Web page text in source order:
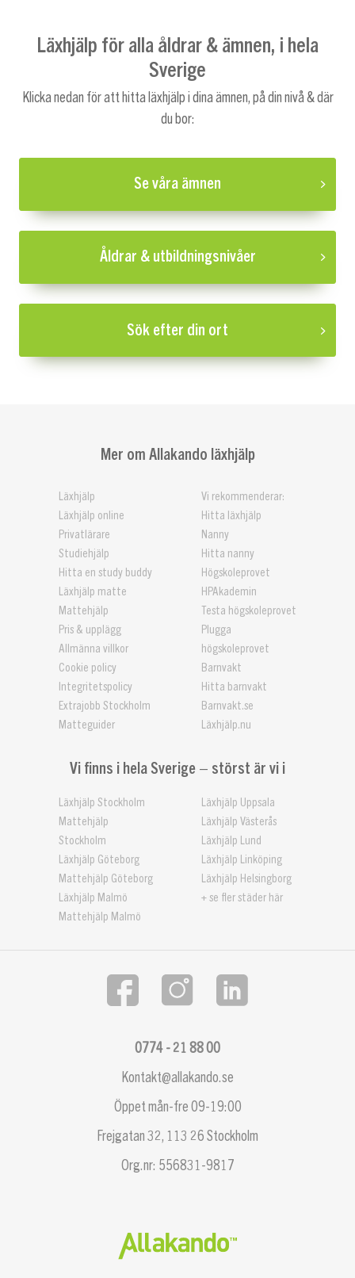
Läxhjälp för alla åldrar & ämnen, i hela
Sverige
Klicka nedan för att hitta läxhjälp i dina ämnen, på din nivå & där
du bor:
Se våra ämnen
Åldrar & utbildningsnivåer
Sök efter din ort
Mer om Allakando läxhjälp
Läxhjälp
Läxhjälp online
Privatlärare
Studiehjälp
Hitta en study buddy
Läxhjälp matte
Mattehjälp
Pris & upplägg
Allmänna villkor
Cookie policy
Integritetspolicy
Extrajobb Stockholm
Matteguider
Vi rekommenderar:
Hitta läxhjälp
Nanny
Hitta nanny
Högskoleprovet
HPAkademin
Testa högskoleprovet
Plugga
högskoleprovet
Barnvakt
Hitta barnvakt
Barnvakt.se
Läxhjälp.nu
Vi finns i hela Sverige – störst är vi i
Läxhjälp Stockholm
Mattehjälp
Stockholm
Läxhjälp Göteborg
Mattehjälp Göteborg
Läxhjälp Malmö
Mattehjälp Malmö
Läxhjälp Uppsala
Läxhjälp Västerås
Läxhjälp Lund
Läxhjälp Linköping
Läxhjälp Helsingborg
+ se fler städer här
Kontakt@allakando.se
0774 - 21 88 00
Öppet mån-fre 09-19:00
Frejgatan 32, 113 26 Stockholm
Org.nr: 556831-9817